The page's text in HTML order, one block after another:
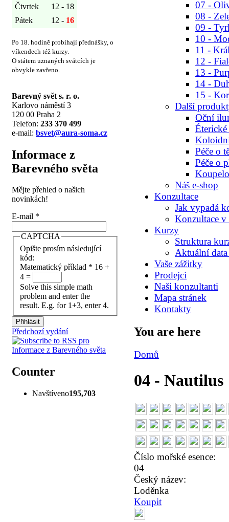
Čtvrtek
12 - 18
Pátek
12 - 16
Po 18. hodině probíhají přednášky, o
víkendech též kurzy.
O státem uznaných svátcích je
obvykle zavřeno.
Barevný svět s. r. o.
Karlovo náměstí 3
120 00 Praha 2
Telefon: 233 370 499
e-mail: bsvet@aura-soma.cz
Informace z
Barevného světa
Mějte přehled o našich
novinkách!
E-mail *
CAPTCHA
Opište prosím následující
kód:
Matematický příklad * 16 +
4 =
Solve this simple math
problem and enter the
result. E.g. for 1+3, enter 4.
Předchozí vydání
Counter
Navštíveno195,703
07 -
08 -
09 -
10 -
11 -
12 -
13 -
14 -
15 -
Další
Oční
Péče o
Péče o
Náš e-shop
Konzultace
Jak vypadá
Konzultace v
Kurzy
Struktura
Aktuální
Vaše zážitky
Prodejci
Naši konzultanti
Mapa stránek
Kontakty
You are here
Domů
04 - Nautilus
Číslo mořské esence:
04
Český název:
Loděnka
Koupit